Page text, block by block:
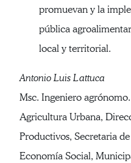
promuevan y la
pública
local y territorial.
Antonio Luis Lattuca
Msc. Ingeniero
Agricultura Urbana,
Productivos, Secretaria de
Economía Social,